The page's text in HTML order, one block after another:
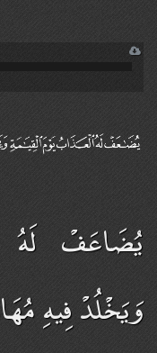
يُضَاعَفْ لَهُ
وَيَخْلُدْ فِيهِ